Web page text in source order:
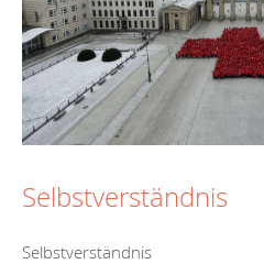
Selbstverständnis
Selbstverständnis